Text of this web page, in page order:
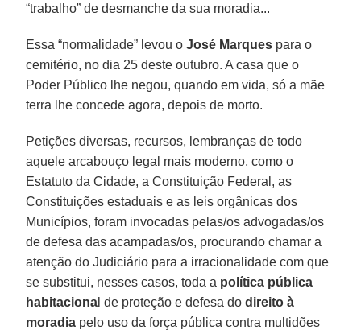
“trabalho” de desmanche da sua moradia...
Essa “normalidade” levou oJosé Marques para o
cemitério, no dia 25 deste outubro. A casa que o
Poder Público lhe negou, quando em vida, só a mãe
terra lhe concede agora, depois de morto.
Petições diversas, recursos, lembranças de todo
aquele arcabouço legal mais moderno, como o
Estatuto da Cidade, a Constituição Federal, as
Constituições estaduais e as leis orgânicas dos
Municípios, foram invocadas pelas/os advogadas/os
de defesa das acampadas/os, procurando chamar a
atenção do Judiciário para a irracionalidade com que
se substitui, nesses casos, toda a política pública
habitaciona l de proteção e defesa dodireito à
moradia pelo uso da força pública contra multidões